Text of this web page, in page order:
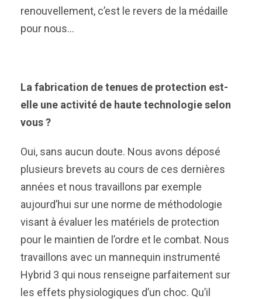
renouvellement, c’est le revers de la médaille
pour nous…
La fabrication de tenues de protection est-
elle une activité de haute technologie selon
vous ?
Oui, sans aucun doute. Nous avons déposé
plusieurs brevets au cours de ces dernières
années et nous travaillons par exemple
aujourd’hui sur une norme de méthodologie
visant à évaluer les matériels de protection
pour le maintien de l’ordre et le combat. Nous
travaillons avec un mannequin instrumenté
Hybrid 3 qui nous renseigne parfaitement sur
les effets physiologiques d’un choc. Qu’il